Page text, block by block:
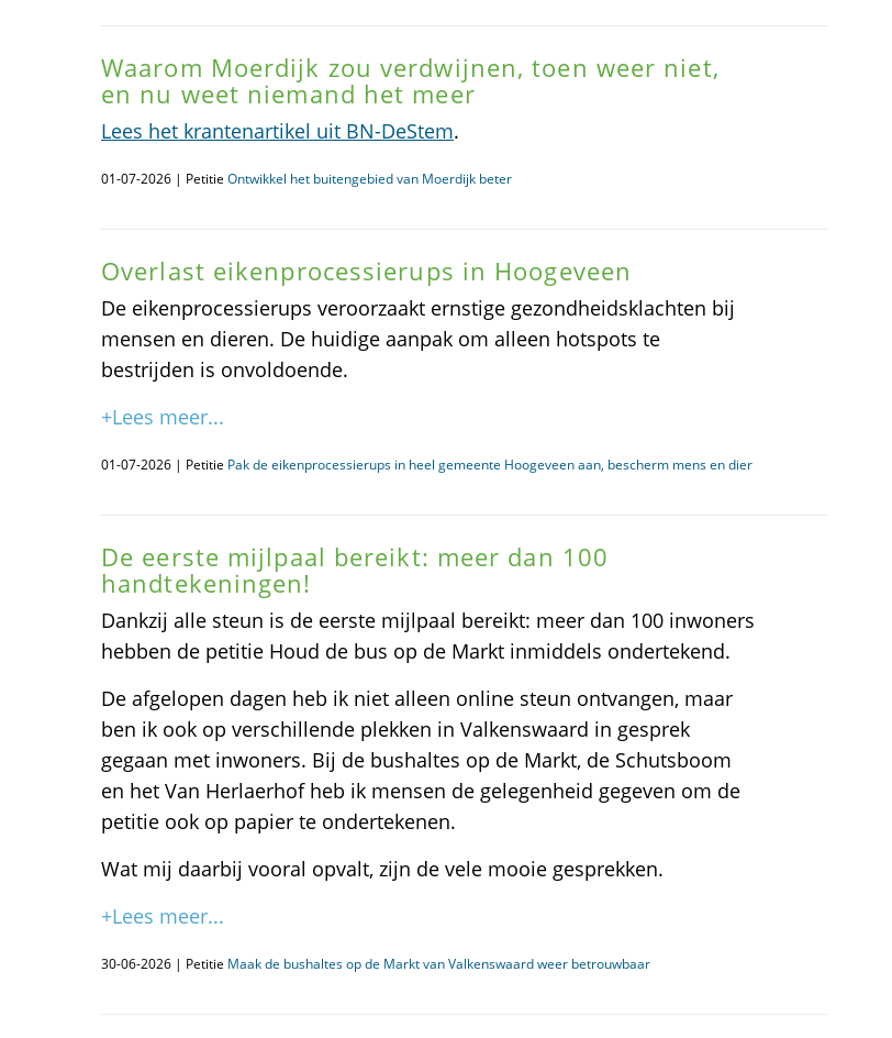
Waarom Moerdijk zou verdwijnen, toen weer niet,
en nu weet niemand het meer
Lees het krantenartikel uit BN-DeStem.
01-07-2026 | Petitie Ontwikkel het buitengebied van Moerdijk beter
Overlast eikenprocessierups in Hoogeveen
De eikenprocessierups veroorzaakt ernstige gezondheidsklachten bij
mensen en dieren. De huidige aanpak om alleen hotspots te
bestrijden is onvoldoende.
+Lees meer...
01-07-2026 | Petitie Pak de eikenprocessierups in heel gemeente Hoogeveen aan, bescherm mens en dier
De eerste mijlpaal bereikt: meer dan 100
handtekeningen!
Dankzij alle steun is de eerste mijlpaal bereikt: meer dan 100 inwoners
hebben de petitie Houd de bus op de Markt inmiddels ondertekend.
De afgelopen dagen heb ik niet alleen online steun ontvangen, maar
ben ik ook op verschillende plekken in Valkenswaard in gesprek
gegaan met inwoners. Bij de bushaltes op de Markt, de Schutsboom
en het Van Herlaerhof heb ik mensen de gelegenheid gegeven om de
petitie ook op papier te ondertekenen.
Wat mij daarbij vooral opvalt, zijn de vele mooie gesprekken.
+Lees meer...
30-06-2026 | Petitie Maak de bushaltes op de Markt van Valkenswaard weer betrouwbaar